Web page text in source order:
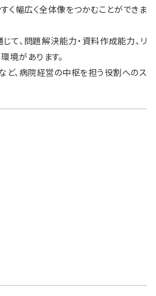
く幅広く全体像をつかむことができま
て、問題解決能力・資料作成能力、リ
境があります。
、病院経営の中枢を担う役割へのス